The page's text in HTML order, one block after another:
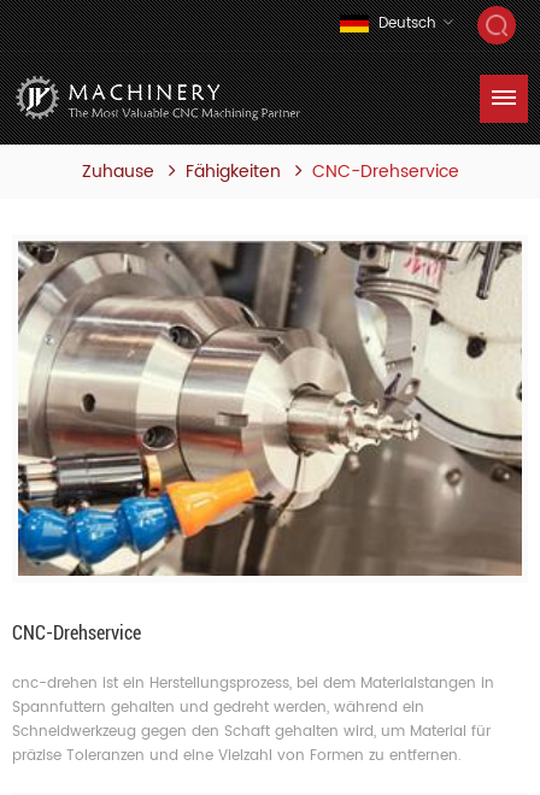
Deutsch
Zuhause Fähigkeiten CNC-Drehservice
CNC-Drehservice
cnc-drehen ist ein Herstellungsprozess, bei dem Materialstangen in
Spannfuttern gehalten und gedreht werden, während ein
Schneidwerkzeug gegen den Schaft gehalten wird, um Material für
präzise Toleranzen und eine Vielzahl von Formen zu entfernen.